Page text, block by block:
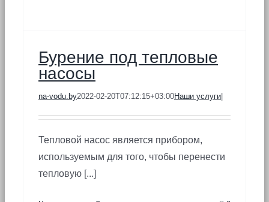
Бурение под тепловые
насосы
na-vodu.by2022-02-20T07:12:15+03:00Наши услуги
Тепловой насос является прибором,
используемым для того, чтобы перенести
тепловую [...]